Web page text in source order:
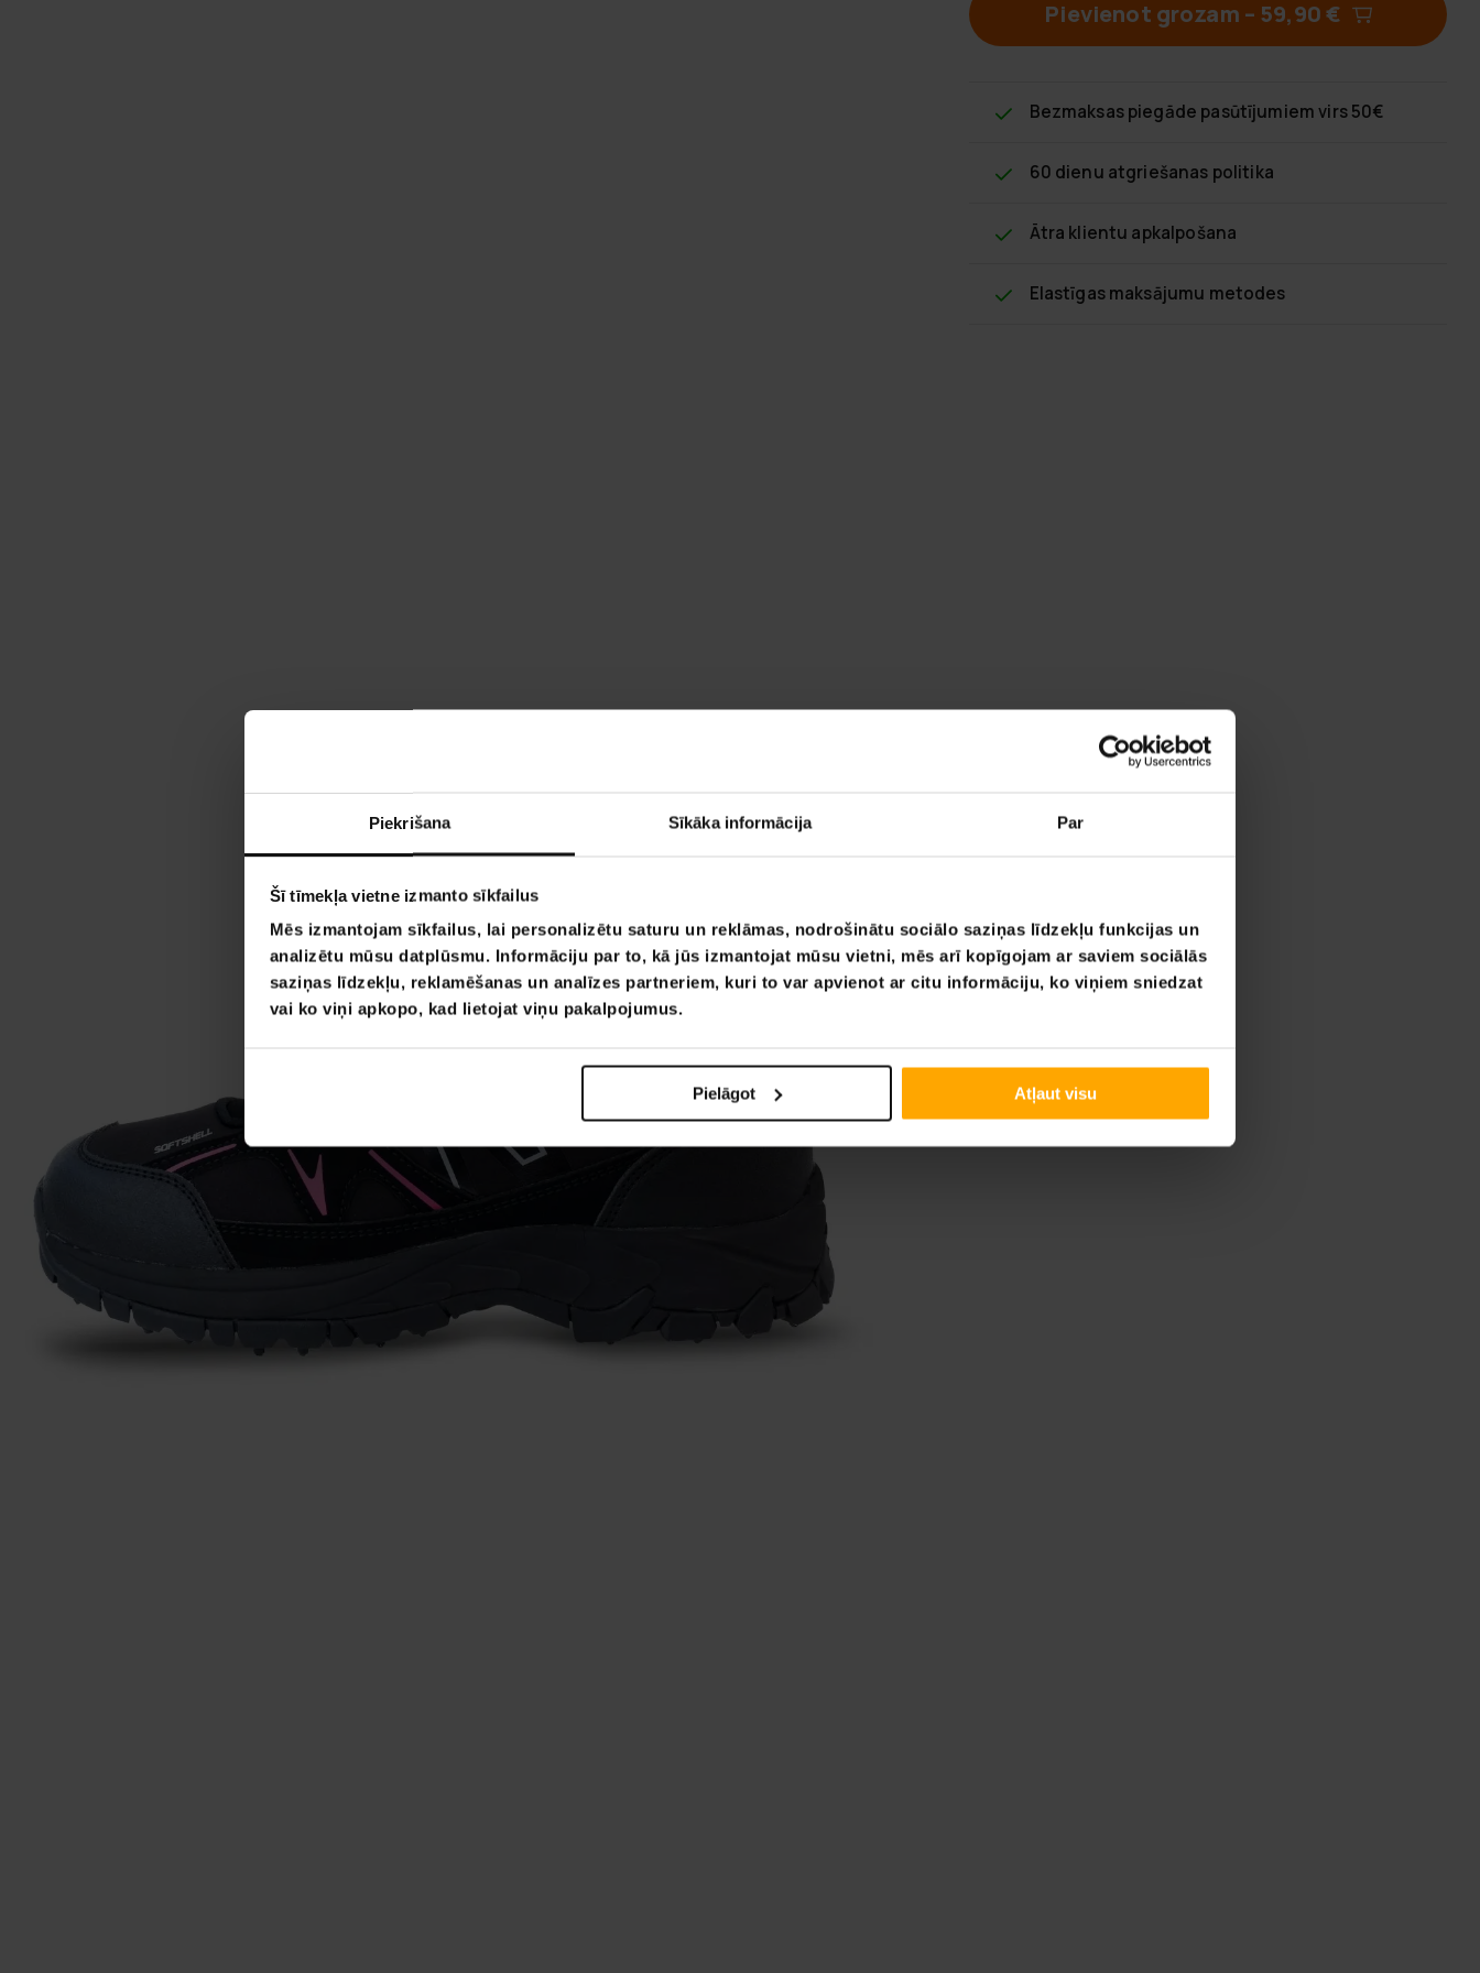
Piekrišana Sīkāka informācija Par
Šī tīmekļa vietne izmanto sīkfailus
Mēs izmantojam sīkfailus, lai personalizētu saturu un reklāmas, nodrošinātu sociālo saziņas līdzekļu funkcijas un
analizētu mūsu datplūsmu. Informāciju par to, kā jūs izmantojat mūsu vietni, mēs arī kopīgojam ar saviem sociālās
saziņas līdzekļu, reklamēšanas un analīzes partneriem, kuri to var apvienot ar citu informāciju, ko viņiem sniedzat
vai ko viņi apkopo, kad lietojat viņu pakalpojumus.
Pielāgot Atļaut visu
Pievienot grozam – 59,90 €
Bezmaksas piegāde pasūtījumiem virs 50€
60 dienu atgriešanas politika
Ātra klientu apkalpošana
Elastīgas maksājumu metodes